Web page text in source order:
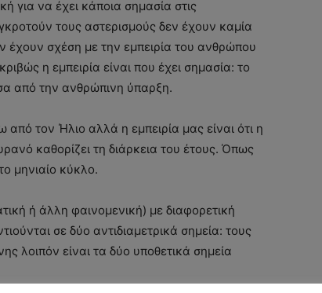
για να έχει κάποια σημασία στις
τους αστερισμούς δεν έχουν καμία
σχέση με την εμπειρία του ανθρώπου
η εμπειρία είναι που έχει σημασία: το
από την ανθρώπινη ύπαρξη.
από τον Ήλιο αλλά η εμπειρία μας είναι ότι η
καθορίζει τη διάρκεια του έτους. Όπως
μηνιαίο κύκλο.
ή άλλη φαινομενική) με διαφορετική
σε δύο αντιδιαμετρικά σημεία: τους
λοιπόν είναι τα δύο υποθετικά σημεία